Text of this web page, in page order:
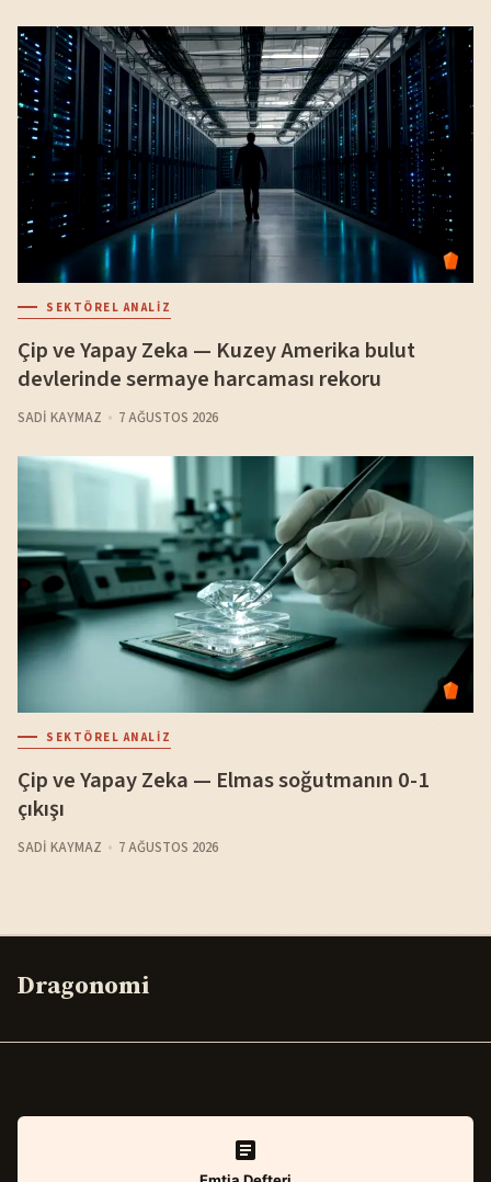
SEKTÖREL ANALIZ
Çip ve Yapay Zeka — Kuzey Amerika bulut
devlerinde sermaye harcaması rekoru
SADI KAYMAZ 7 AĞUSTOS 2026
SEKTÖREL ANALIZ
Çip ve Yapay Zeka — Elmas soğutmanın 0-1
çıkışı
SADI KAYMAZ 7 AĞUSTOS 2026
Dragonomi